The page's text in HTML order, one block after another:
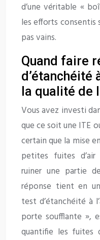
d’une véritable «
les efforts
pas vains.
Quand faire
d’étanchéité
la qualité de
Vous avez investi
que ce soit une ITE
certain que la mise
petites fuites
ruiner une partie
réponse tient en
test d’étanchéité à
porte soufflante »,
quantifie les fuites